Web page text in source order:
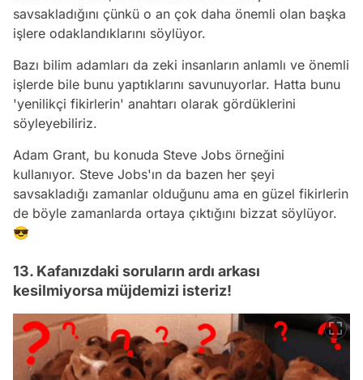
savsakladığını çünkü o an çok daha önemli olan başka
işlere odaklandıklarını söylüyor.
Bazı bilim adamları da zeki insanların anlamlı ve önemli
işlerde bile bunu yaptıklarını savunuyorlar. Hatta bunu
'yenilikçi fikirlerin' anahtarı olarak gördüklerini
söyleyebiliriz.
Adam Grant, bu konuda Steve Jobs örneğini
kullanıyor. Steve Jobs'ın da bazen her şeyi
savsakladığı zamanlar olduğunu ama en güzel fikirlerin
de böyle zamanlarda ortaya çıktığını bizzat söylüyor.
😎
13. Kafanızdaki soruların ardı arkası
kesilmiyorsa müjdemizi isteriz!